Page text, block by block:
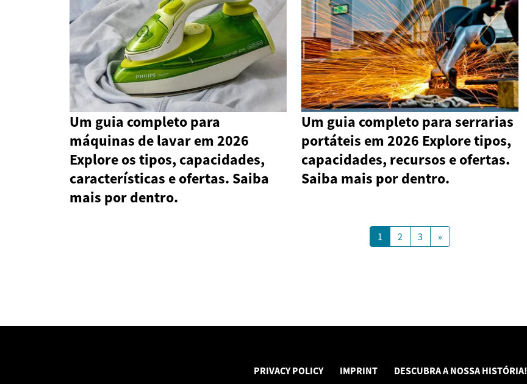
Um guia completo para
máquinas de lavar em 2026
Explore os tipos, capacidades,
características e ofertas. Saiba
mais por dentro.
Um guia completo para serrarias
portáteis em 2026 Explore tipos,
capacidades, recursos e ofertas.
Saiba mais por dentro.
1 2 3 »
PRIVACY POLICY IMPRINT DESCUBRA A NOSSA HISTÓRIA!